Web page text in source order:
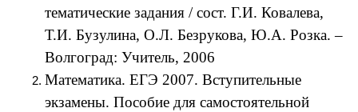
тематические задания / сост. Г.И. Ковалева,
Т.И. Бузулина, О.Л. Безрукова, Ю.А. Розка. –
Волгоград: Учитель, 2006
Математика. ЕГЭ 2007. Вступительные
экзамены. Пособие для самостоятельной